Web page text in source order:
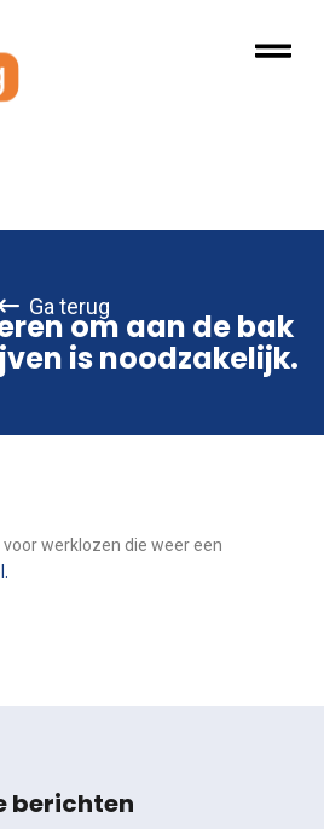
Ga terug
om aan de bak
is noodzakelijk.
voor werklozen die weer een
berichten